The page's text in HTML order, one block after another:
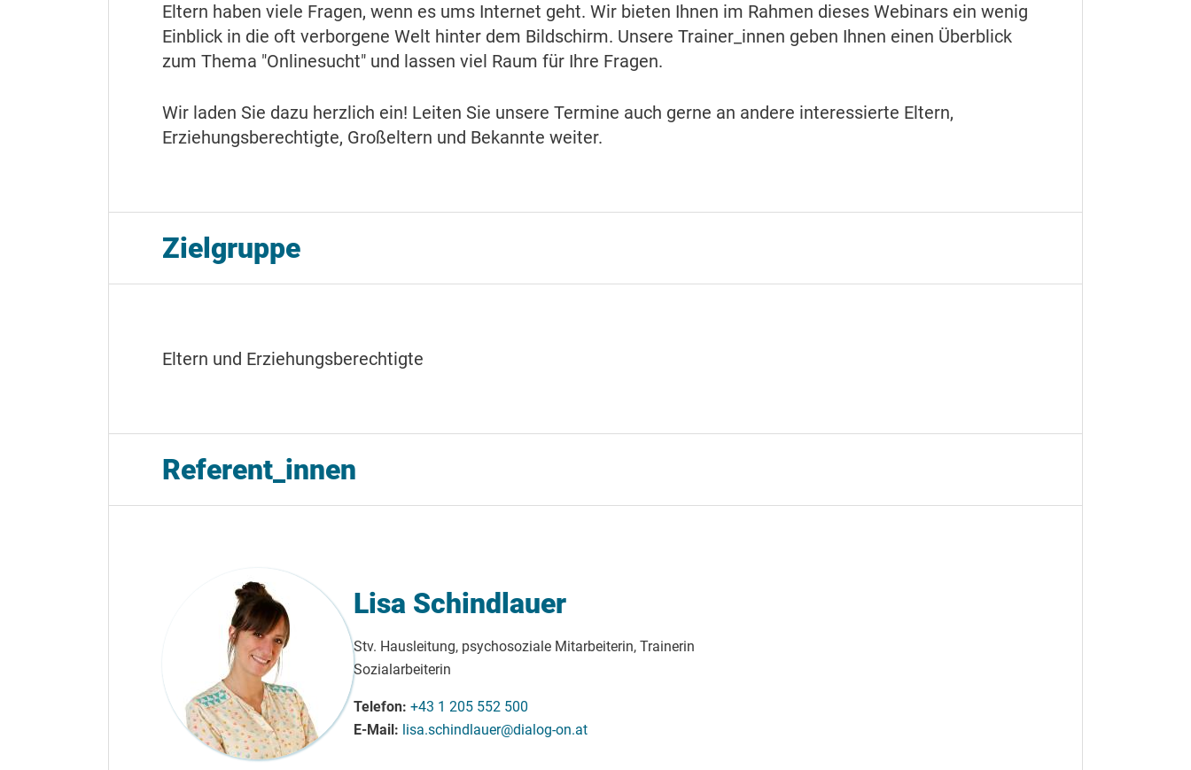
Eltern haben viele Fragen, wenn es ums Internet geht. Wir bieten Ihnen im Rahmen dieses Webinars ein wenig
Einblick in die oft verborgene Welt hinter dem Bildschirm. Unsere Trainer_innen geben Ihnen einen Überblick
zum Thema "Onlinesucht" und lassen viel Raum für Ihre Fragen.
Wir laden Sie dazu herzlich ein! Leiten Sie unsere Termine auch gerne an andere interessierte Eltern,
Erziehungsberechtigte, Großeltern und Bekannte weiter.
Zielgruppe
Eltern und Erziehungsberechtigte
Referent_innen
Lisa Schindlauer
Stv. Hausleitung, psychosoziale Mitarbeiterin, Trainerin
Sozialarbeiterin
Telefon +43 1 205 552 500
E-Mail lisa.schindlauer@dialog-on.at